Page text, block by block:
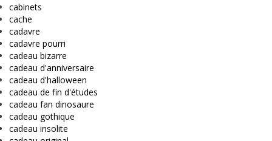
cabinets
cache
cadavre
cadavre pourri
cadeau bizarre
cadeau d'anniversaire
cadeau d'halloween
cadeau de fin d'études
cadeau fan dinosaure
cadeau gothique
cadeau insolite